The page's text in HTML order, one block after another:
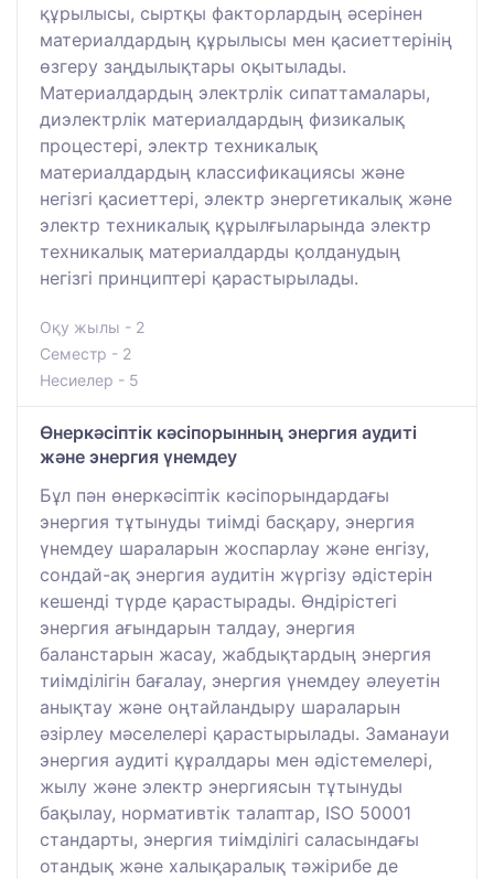
құрылысы, сыртқы факторлардың әсерінен
материалдардың құрылысы мен қасиеттерінің
өзгеру заңдылықтары оқытылады.
Материалдардың электрлік сипаттамалары,
диэлектрлік материалдардың физикалық
процестері, электр техникалық
материалдардың классификациясы жəне
негізгі қасиеттері, электр энергетикалық және
электр техникалық құрылғыларында электр
техникалық материалдарды қолданудың
негізгі принциптері қарастырылады.
Оқу жылы - 2
Семестр - 2
Несиелер - 5
Өнеркәсіптік кәсіпорынның энергия аудиті
және энергия үнемдеу
Бұл пән өнеркәсіптік кәсіпорындардағы
энергия тұтынуды тиімді басқару, энергия
үнемдеу шараларын жоспарлау және енгізу,
сондай-ақ энергия аудитін жүргізу әдістерін
кешенді түрде қарастырады. Өндірістегі
энергия ағындарын талдау, энергия
баланстарын жасау, жабдықтардың энергия
тиімділігін бағалау, энергия үнемдеу әлеуетін
анықтау және оңтайландыру шараларын
әзірлеу мәселелері қарастырылады. Заманауи
энергия аудиті құралдары мен әдістемелері,
жылу және электр энергиясын тұтынуды
бақылау, нормативтік талаптар, ISO 50001
стандарты, энергия тиімділігі саласындағы
отандық және халықаралық тәжірибе де